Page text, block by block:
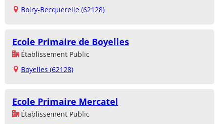
Boiry-Becquerelle (62128)
Ecole Primaire de Boyelles
Établissement Public
Boyelles (62128)
Ecole Primaire Mercatel
Établissement Public